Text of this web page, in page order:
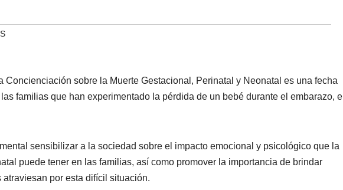
Concienciación sobre la Muerte Gestacional, Perinatal y Neonatal es una fecha
familias que han experimentado la pérdida de un bebé durante el embarazo, el
sensibilizar a la sociedad sobre el impacto emocional y psicológico que la
puede tener en las familias, así como promover la importancia de brindar
por esta difícil situación.